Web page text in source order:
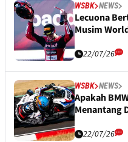
WSBK NEWS
Lecuona
Musim
22/07/26
WSBK NEWS
Apakah
Menantang
22/07/26